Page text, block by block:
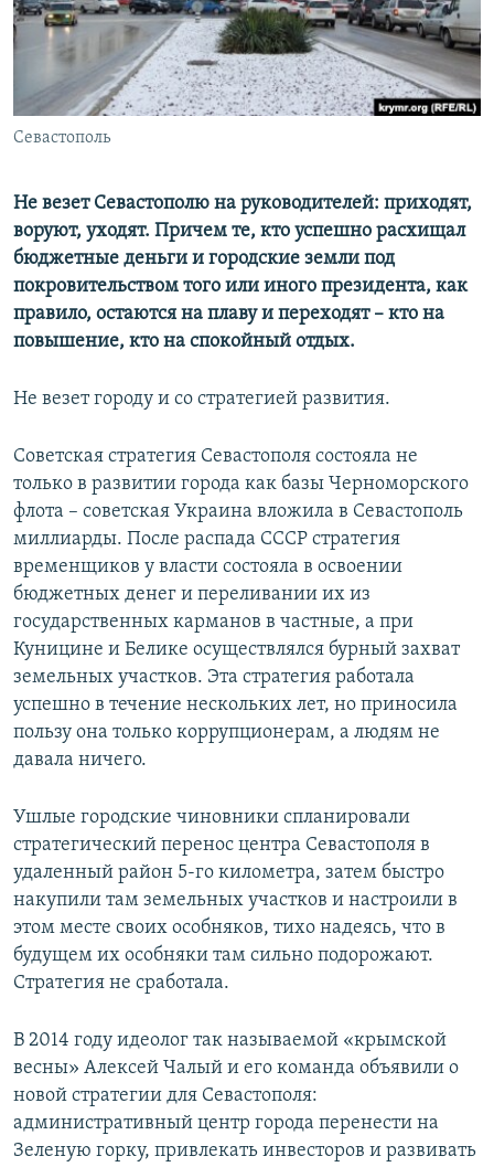
ПОБЕДИТЕЛЕЙ НЕ СУДЯТ?
КРЫМ.НЕПОКОРЕННЫЙ
ELIFBE
УКРАИНСКАЯ ПРОБЛЕМА КРЫМА
ПРИСОЕДИНЯЙТЕСЬ!
Севастополь
Не везет Севастополю на руководителей: приходят,
воруют, уходят. Причем те, кто успешно расхищал
бюджетные деньги и городские земли под
покровительством того или иного президента, как
правило, остаются на плаву и переходят – кто на
повышение, кто на спокойный отдых.
Не везет городу и со стратегией развития.
Советская стратегия Севастополя состояла не
только в развитии города как базы Черноморского
флота – советская Украина вложила в Севастополь
миллиарды. После распада СССР стратегия
временщиков у власти состояла в освоении
бюджетных денег и переливании их из
государственных карманов в частные, а при
Куницине и Белике осуществлялся бурный захват
земельных участков. Эта стратегия работала
успешно в течение нескольких лет, но приносила
пользу она только коррупционерам, а людям не
давала ничего.
Ушлые городские чиновники спланировали
стратегический перенос центра Севастополя в
удаленный район 5-го километра, затем быстро
накупили там земельных участков и настроили в
этом месте своих особняков, тихо надеясь, что в
будущем их особняки там сильно подорожают.
Стратегия не сработала.
В 2014 году идеолог так называемой «крымской
весны» Алексей Чалый и его команда объявили о
новой стратегии для Севастополя:
административный центр города перенести на
Зеленую горку, привлекать инвесторов и развивать